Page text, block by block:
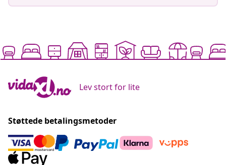
Lev stort for lite
Støttede betalingsmetoder